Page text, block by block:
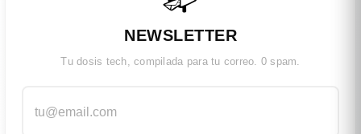
NEWSLETTER
Tu dosis tech, compilada para tu correo. 0 spam.